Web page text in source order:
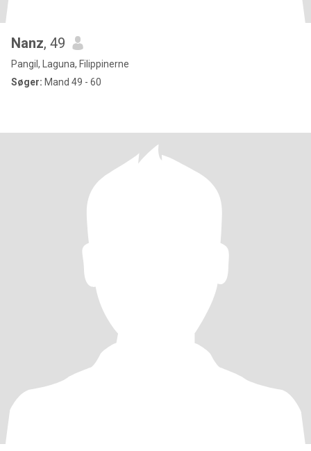
Nanz, 49
Pangil, Laguna, Filippinerne
Søger: Mand 49 - 60